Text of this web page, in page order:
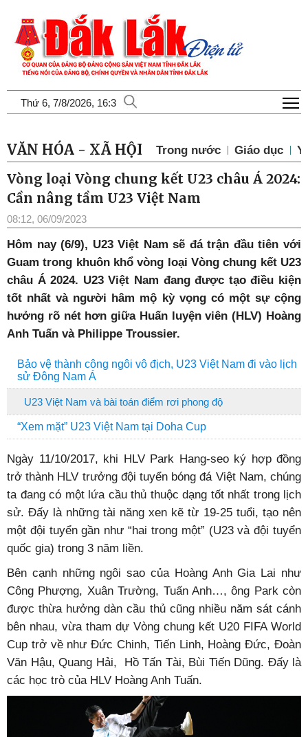
Thứ 6, 7/8/2026, 16:3
VĂN HÓA - XÃ HỘI Trong nước Giáo dục Y
Vòng loại Vòng chung kết U23 châu Á 2024:
Cần nâng tầm U23 Việt Nam
08:12, 06/09/2023
Hôm nay (6/9), U23 Việt Nam sẽ đá trận đầu tiên với
Guam trong khuôn khổ vòng loại Vòng chung kết U23
châu Á 2024. U23 Việt Nam đang được tạo điều kiện
tốt nhất và người hâm mộ kỳ vọng có một sự cộng
hưởng rõ nét hơn giữa Huấn luyện viên (HLV) Hoàng
Anh Tuấn và Philippe Troussier.
Bảo vệ thành công ngôi vô địch, U23 Việt Nam đi vào lịch
sử Đông Nam Á
U23 Việt Nam và bài toán điểm rơi phong độ
“Xem mặt” U23 Việt Nam tại Doha Cup
Ngày 11/10/2017, khi HLV Park Hang-seo ký hợp đồng
trở thành HLV trưởng đội tuyển bóng đá Việt Nam, chúng
ta đang có một lứa cầu thủ thuộc dạng tốt nhất trong lịch
sử. Đấy là những tài năng xen kẽ từ 19-25 tuổi, tạo nên
một đội tuyển gần như “hai trong một” (U23 và đội tuyển
quốc gia) trong 3 năm liền.
Bên cạnh những ngôi sao của Hoàng Anh Gia Lai như
Công Phượng, Xuân Trường, Tuấn Anh…, ông Park còn
được thừa hưởng dàn cầu thủ cũng nhiều năm sát cánh
bên nhau, vừa tham dự Vòng chung kết U20 FIFA World
Cup trở về như Đức Chinh, Tiến Linh, Hoàng Đức, Đoàn
Văn Hậu, Quang Hải, Hồ Tấn Tài, Bùi Tiến Dũng. Đấy là
các học trò của HLV Hoàng Anh Tuấn.